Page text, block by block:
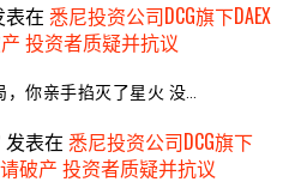
表在 悉尼投资公司DCG旗下DAEX
投资者质疑并抗议
，你亲手掐灭了星火 ​没…
发表在 悉尼投资公司DCG旗下
请破产 投资者质疑并抗议